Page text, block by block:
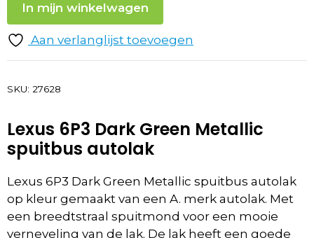
In mijn winkelwagen
Aan verlanglijst toevoegen
SKU: 27628
Lexus 6P3 Dark Green Metallic
spuitbus autolak
Lexus 6P3 Dark Green Metallic spuitbus autolak
op kleur gemaakt van een A. merk autolak. Met
een breedtstraal spuitmond voor een mooie
verneveling van de lak. De lak heeft een goede